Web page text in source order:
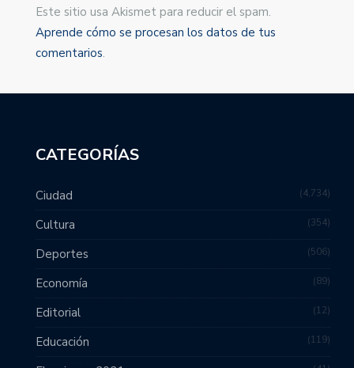
Este sitio usa Akismet para reducir el spam.
Aprende cómo se procesan los datos de tus
comentarios.
CATEGORÍAS
Ciudad 4,734
Cultura 354
Deportes 506
Economía 89
Editorial 12
Educación 119